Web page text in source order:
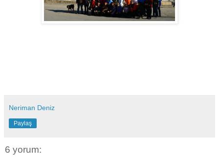
Neriman Deniz
Paylaş
6 yorum: